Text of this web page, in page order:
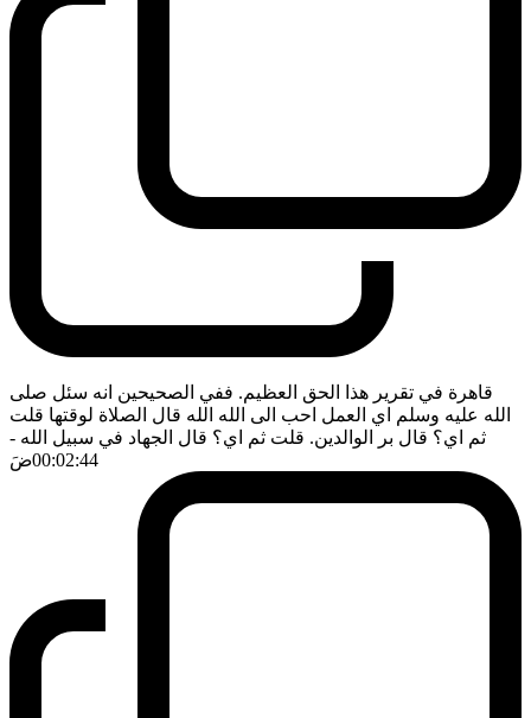
قاهرة في تقرير هذا الحق العظيم. ففي الصحيحين انه سئل صلى
الله عليه وسلم اي العمل احب الى الله الله قال الصلاة لوقتها قلت
ثم اي؟ قال بر الوالدين. قلت ثم اي؟ قال الجهاد في سبيل الله -
00:02:44ضَ